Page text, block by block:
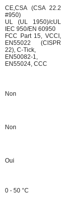
CE,CSA (CSA 22.2
#950)
UL (UL 1950)/cUL
IEC 950/EN 60950
FCC Part 15, VCCI,
EN55022 (CISPR
22), C-Tick,
EN50082-1,
EN55024, CCC
Non
Non
Oui
0 - 50 °C